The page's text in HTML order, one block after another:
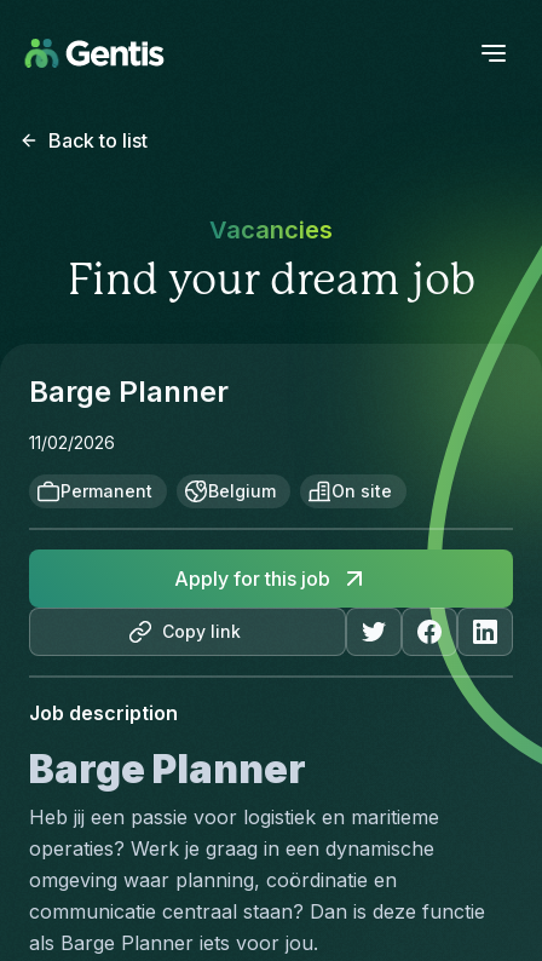
Back to list
Vacancies
Find your dream job
Barge Planner
11/02/2026
Permanent Belgium On site
Copy link
Apply for this job
Job description
Barge Planner
Heb jij een passie voor logistiek en maritieme
operaties? Werk je graag in een dynamische
omgeving waar planning, coördinatie en
communicatie centraal staan? Dan is deze functie
als Barge Planner iets voor jou.